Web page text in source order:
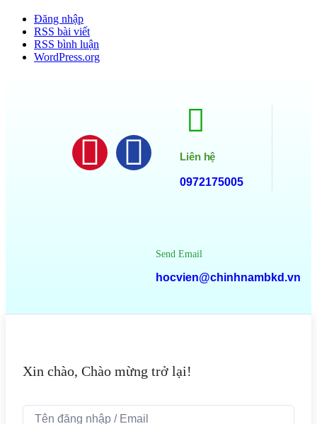
Đăng nhập
RSS bài viết
RSS bình luận
WordPress.org
Liên hệ
0972175005
Send Email
hocvien@chinhnambkd.vn
Xin chào, Chào mừng trở lại!